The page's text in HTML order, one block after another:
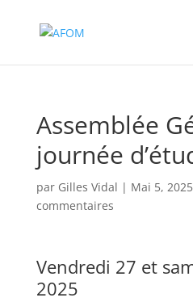
Assemblée
journée
par Gilles Vidal | Mai 5, 2025
commentaires
Vendredi 27 et
2025